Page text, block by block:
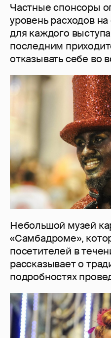
Частные спонсоры
уровень расходов
для каждого
последним
отказывать себе во
Небольшой музей
«Самбадроме»,
посетителей в
рассказывает о
подробностях